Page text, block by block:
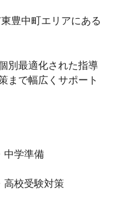
豊中町エリアにある
別最適化された指導
まで幅広くサポート
中学準備
高校受験対策